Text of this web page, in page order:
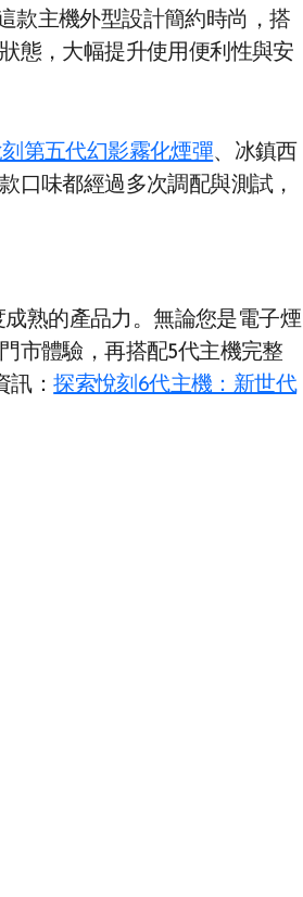
款主機外型設計簡約時尚，搭
態，大幅提升使用便利性與安
刻第五代幻影霧化煙彈、冰鎮西
口味都經過多次調配與測試，
熟的產品力。無論您是電子煙
市體驗，再搭配5代主機完整
訊：探索悅刻6代主機：新世代